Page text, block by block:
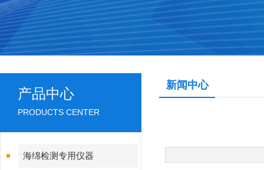
产品中心
PRODUCTS CENTER
海绵检测专用仪器
新闻中心